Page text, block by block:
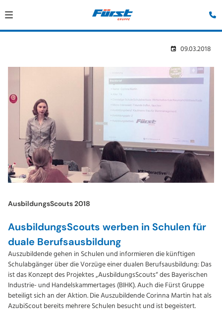
09.03.2018
AusbildungsScouts 2018
AusbildungsScouts werben in Schulen für
duale Berufsausbildung
Auszubildende gehen in Schulen und informieren die künftigen
Schulabgänger über die Vorzüge einer dualen Berufsausbildung: Das
ist das Konzept des Projektes „AusbildungsScouts“ des Bayerischen
Industrie- und Handelskammertages (BIHK). Auch die Fürst Gruppe
beteiligt sich an der Aktion. Die Auszubildende Corinna Martin hat als
AzubiScout bereits mehrere Schulen besucht und ist begeistert.